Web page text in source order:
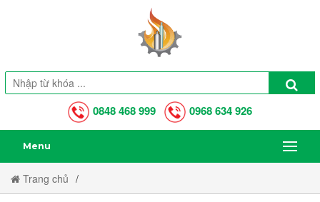
0848 468 999 0968 634 926
Menu
Trang chủ